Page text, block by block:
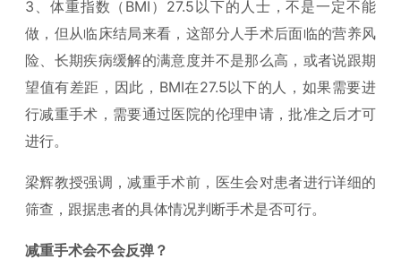
3、体重指数（BMI）27.5以下的人士，不是一定不能
做，但从临床结局来看，这部分人手术后面临的营养风
险、长期疾病缓解的满意度并不是那么高，或者说跟期
望值有差距，因此，BMI在27.5以下的人，如果需要进
行减重手术，需要通过医院的伦理申请，批准之后才可
进行。
梁辉教授强调，减重手术前，医生会对患者进行详细的
筛查，跟据患者的具体情况判断手术是否可行。
减重手术会不会反弹？